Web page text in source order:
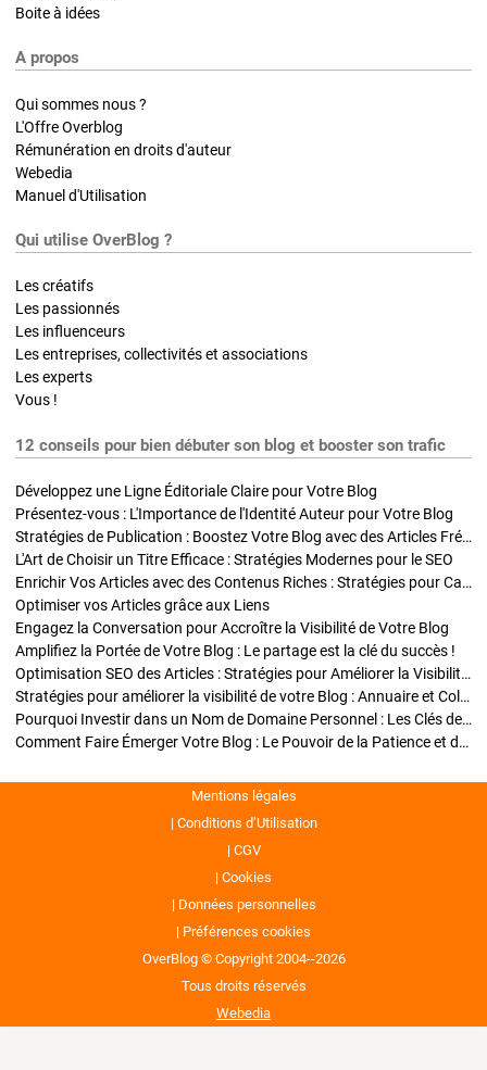
Boite à idées
A propos
Qui sommes nous ?
L'Offre Overblog
Rémunération en droits d'auteur
Webedia
Manuel d'Utilisation
Qui utilise OverBlog ?
Les créatifs
Les passionnés
Les influenceurs
Les entreprises, collectivités et associations
Les experts
Vous !
12 conseils pour bien débuter son blog et booster son trafic
Développez une Ligne Éditoriale Claire pour Votre Blog
Présentez-vous : L'Importance de l'Identité Auteur pour Votre Blog
Stratégies de Publication : Boostez Votre Blog avec des Articles Fréquents et Exclusifs
L'Art de Choisir un Titre Efficace : Stratégies Modernes pour le SEO
Enrichir Vos Articles avec des Contenus Riches : Stratégies pour Captiver et Optimiser
Optimiser vos Articles grâce aux Liens
Engagez la Conversation pour Accroître la Visibilité de Votre Blog
Amplifiez la Portée de Votre Blog : Le partage est la clé du succès !
Optimisation SEO des Articles : Stratégies pour Améliorer la Visibilité de Votre Blog
Stratégies pour améliorer la visibilité de votre Blog : Annuaire et Collaborations
Pourquoi Investir dans un Nom de Domaine Personnel : Les Clés de la Réussite de Votre Blog
Comment Faire Émerger Votre Blog : Le Pouvoir de la Patience et de la Persévérance
Mentions légales
Conditions d’Utilisation
CGV
Cookies
Données personnelles
Préférences cookies
OverBlog © Copyright 2004--2026
Tous droits réservés
Webedia